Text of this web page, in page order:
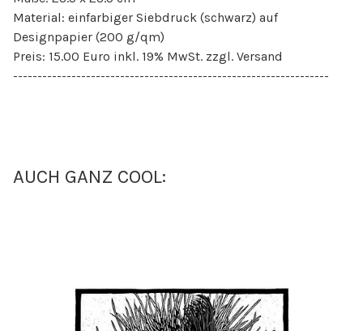
Material: einfarbiger Siebdruck (schwarz) auf
Designpapier (200 g/qm)
Preis: 15.00 Euro inkl. 19% MwSt. zzgl. Versand
-----------------------------------------------------------------
AUCH GANZ COOL: